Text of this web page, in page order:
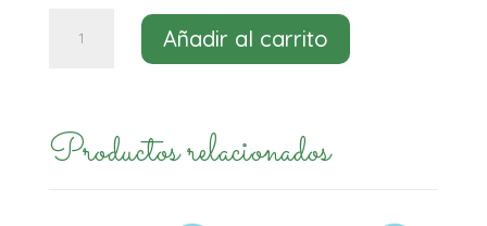
bio
Añadir al carrito
Productos relacionados